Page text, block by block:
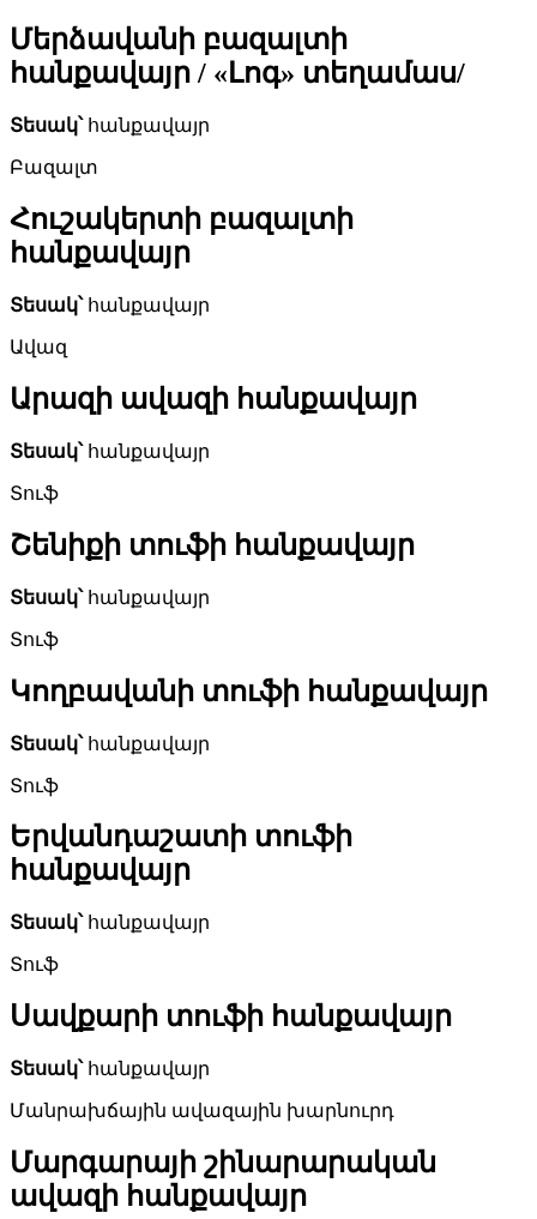
Մերձավանի բազալտի
հանքավայր / «Լոգ» տեղամաս/
Տեսակ՝հանքավայր
Բազալտ
Հուշակերտի բազալտի
հանքավայր
Տեսակ՝հանքավայր
Ավազ
Արազի ավազի հանքավայր
Տեսակ՝հանքավայր
Տուֆ
Շենիքի տուֆի հանքավայր
Տեսակ՝հանքավայր
Տուֆ
Կողբավանի տուֆի հանքավայր
Տեսակ՝հանքավայր
Տուֆ
Երվանդաշատի տուֆի
հանքավայր
Տեսակ՝հանքավայր
Տուֆ
Սավքարի տուֆի հանքավայր
Տեսակ՝հանքավայր
Մանրախճային ավազային խարնուրդ
Մարգարայի շինարարական
ավազի հանքավայր